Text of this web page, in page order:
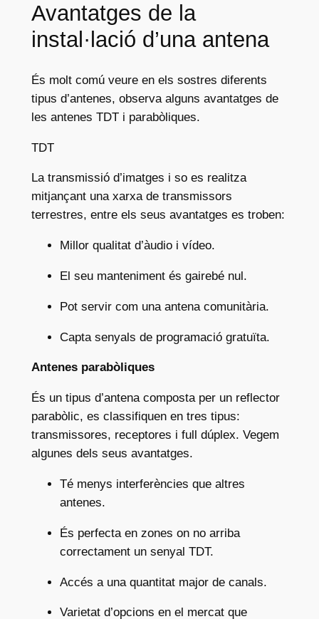
Avantatges de la
instal·lació d’una antena
És molt comú veure en els sostres diferents
tipus d’antenes, observa alguns avantatges de
les antenes TDT i parabòliques.
TDT
La transmissió d’imatges i so es realitza
mitjançant una xarxa de transmissors
terrestres, entre els seus avantatges es troben:
Millor qualitat d’àudio i vídeo.
El seu manteniment és gairebé nul.
Pot servir com una antena comunitària.
Capta senyals de programació gratuïta.
Antenes parabòliques
És un tipus d’antena composta per un reflector
parabòlic, es classifiquen en tres tipus:
transmissores, receptores i full dúplex. Vegem
algunes dels seus avantatges.
Té menys interferències que altres
antenes.
És perfecta en zones on no arriba
correctament un senyal TDT.
Accés a una quantitat major de canals.
Varietat d’opcions en el mercat que